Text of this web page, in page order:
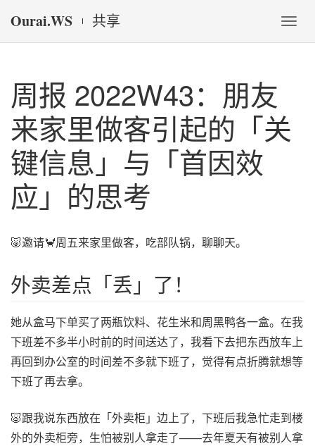
navs
Ourai.WS 共享
周报 2022W43：朋友
来家里做客引起的「关
键信息」与「首因效
应」的思考
🐷邀请🦀️周五来家里做客，吃部队锅，聊聊天。
外卖差点「丢」了！
她从盒马下单买了两瓶饮料、花生米和周黑鸭各一盒。在我
下班差不多半小时前的时间送达了，我看下去把东西放车上
再回到办公室的时间差不多就下班了，觉得有点折腾就想等
下班了再去拿。
🐷跟我说东西放在「外卖柜」边上了，下班后我急忙走到楼
外的外卖柜旁，生怕被别人拿走了——去年夏天有被别人拿